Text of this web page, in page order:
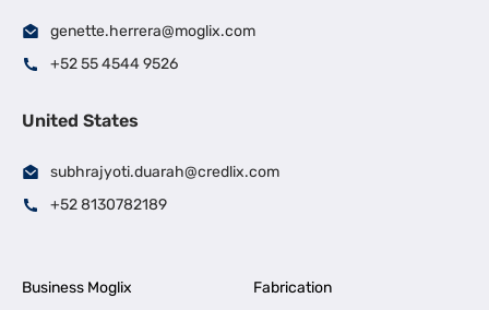
genette.herrera@moglix.com
+52 55 4544 9526
United States
subhrajyoti.duarah@credlix.com
+52 8130782189
Business Moglix
Fabrication